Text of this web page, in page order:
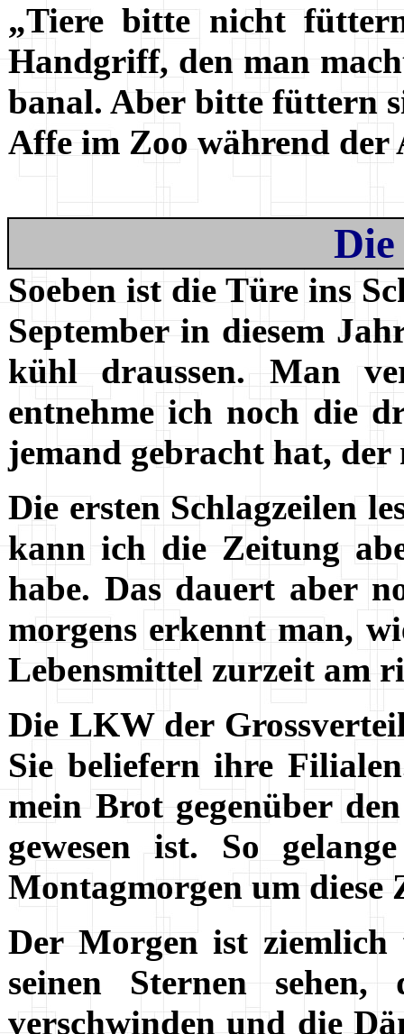
„Tiere bitte nicht
Handgriff, den man
banal. Aber bitte füttern
Affe im Zoo während
Soeben ist die Türe ins
September in diesem
kühl draussen. Man
entnehme ich noch die
jemand gebracht hat, der
Die ersten Schlagzeilen
kann ich die Zeitung
habe. Das dauert aber
morgens erkennt man,
Lebensmittel zurzeit am
Die LKW der
Sie beliefern ihre
mein Brot gegenüber
gewesen ist. So
Montagmorgen um
Der Morgen ist
seinen Sternen
verschwinden und die